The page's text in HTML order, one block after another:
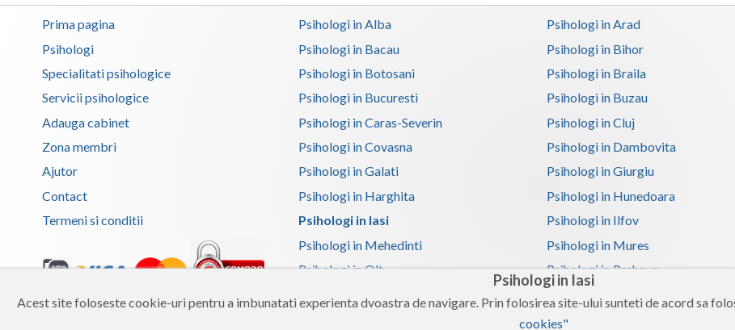
Psihologi in Iasi
Acest site foloseste cookie-uri pentru a imbunatati experienta dvoastra de navigare. Prin folosirea site-ului sunteti de acord sa
cookies"
Prima pagina
Psihologi
Specialitati psihologice
Servicii psihologice
Adauga cabinet
Zona membri
Ajutor
Contact
Termeni si conditii
Copyright 2026 Reframing SRL
Psihologi in Alba Psihologi in Arad
Psihologi in Bacau
Psihologi in Bihor
Psihologi in Botosani
Psihologi in Braila
Psihologi in Bucuresti
Psihologi in Buzau
Psihologi in Caras-Severin
Psihologi in Cluj
Psihologi in Covasna
Psihologi in Dambovita
Psihologi in Galati
Psihologi in Giurgiu
Psihologi in Harghita
Psihologi in Hunedoara
Psihologi in Iasi
Psihologi in Ilfov
Psihologi in Mehedinti
Psihologi in Mures
Psihologi in Olt
Psihologi in Prahova
Psihologi in Timis